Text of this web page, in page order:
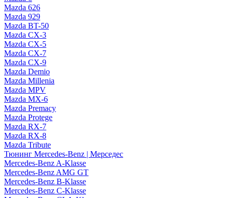
Mazda 626
Mazda 929
Mazda BT-50
Mazda CX-3
Mazda CX-5
Mazda CX-7
Mazda CX-9
Mazda Demio
Mazda Millenia
Mazda MPV
Mazda MX-6
Mazda Premacy
Mazda Protege
Mazda RX-7
Mazda RX-8
Mazda Tribute
Тюнинг Mercedes-Benz | Мерседес
Mercedes-Benz A-Klasse
Mercedes-Benz AMG GT
Mercedes-Benz B-Klasse
Mercedes-Benz C-Klasse